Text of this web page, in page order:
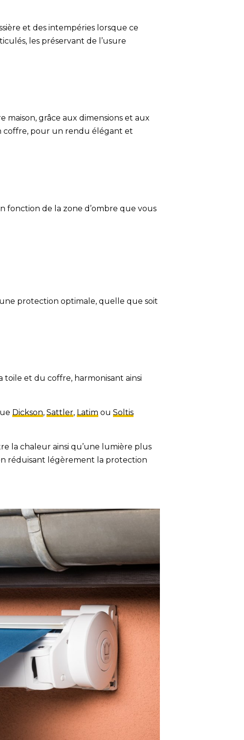
et des intempéries lorsque ce
les préservant de l’usure
grâce aux dimensions et aux
coffre, pour un rendu élégant et
fonction de la zone d’ombre que vous
protection optimale, quelle que soit
toile et du coffre, harmonisant ainsi
Dickson, Sattler, Latim ou Soltis
la chaleur ainsi qu’une lumière plus
réduisant légèrement la protection